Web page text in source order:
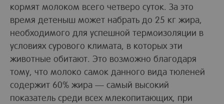
кормят молоком всего четверо суток. За это
время детеныш может набрать до 25 кг жира,
необходимого для успешной термоизоляции в
условиях сурового климата, в которых эти
животные обитают. Это возможно благодаря
тому, что молоко самок данного вида тюленей
содержит 60% жира — самый высокий
показатель среди всех млекопитающих, при